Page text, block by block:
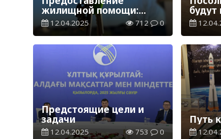
жилищной помощи:
внесены изменения
12.04.2025 712 0
Предстоящие цели и
задачи
12.04.2025 753 0
Путь